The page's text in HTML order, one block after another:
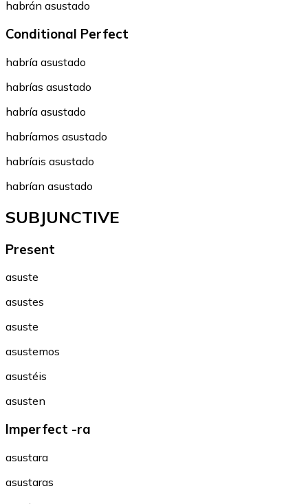
habrán asustado
Conditional Perfect
habría asustado
habrías asustado
habría asustado
habríamos asustado
habríais asustado
habrían asustado
SUBJUNCTIVE
Present
asuste
asustes
asuste
asustemos
asustéis
asusten
Imperfect -ra
asustara
asustaras